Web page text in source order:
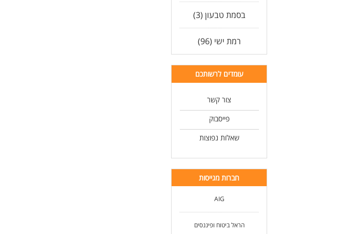
בסמת טבעון (3)
רמת ישי (96)
עומדים לרשותכם
צור קשר
פייסבוק
שאלות נפוצות
חברות מגייסות
AIG
הראל ביטוח ופיננסים